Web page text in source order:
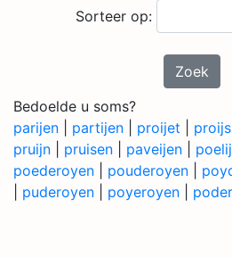
Sorteer op:
Zoek
Bedoelde u soms?
parijen
partijen proijet proijs
pruijn
pruisen paveijen
poederoyen
pouderoyen
puderoyen poyeroyen